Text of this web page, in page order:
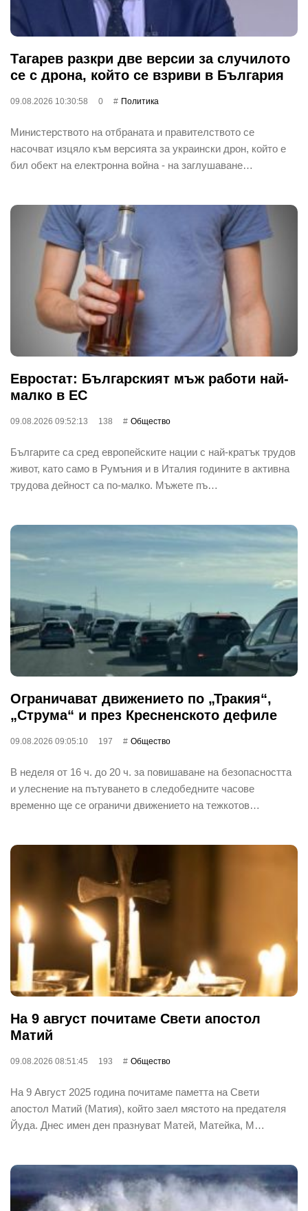
Тагарев разкри две версии за случилото
се с дрона, който се взриви в България
09.08.2026 10:30:58 0 Политика
Министерството на отбраната и правителството се
насочват изцяло към версията за украински дрон, който е
бил обект на електронна война - на заглушаване…
Евростат: Българският мъж работи най-
малко в ЕС
09.08.2026 09:52:13 138 Общество
Българите са сред европейските нации с най-кратък трудов
живот, като само в Румъния и в Италия годините в активна
трудова дейност са по-малко. Мъжете пъ…
Ограничават движението по „Тракия“,
„Струма“ и през Кресненското дефиле
09.08.2026 09:05:10 197 Общество
В неделя от 16 ч. до 20 ч. за повишаване на безопасността
и улеснение на пътуването в следобедните часове
временно ще се ограничи движението на тежкотов…
На 9 август почитаме Свети апостол
Матий
09.08.2026 08:51:45 193 Общество
На 9 Август 2025 година почитаме паметта на Свети
апостол Матий (Матия), който заел мястото на предателя
Йуда. Днес имен ден празнуват Матей, Матейка, М…